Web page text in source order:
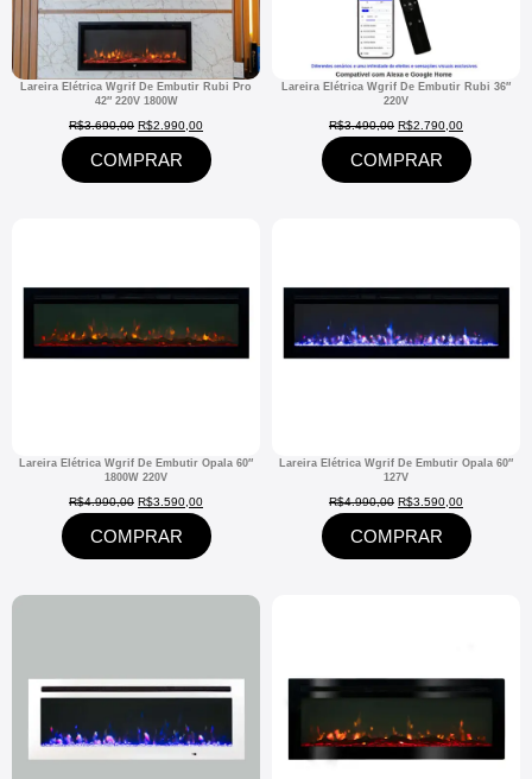
Lareira Elétrica Wgrif De Embutir Rubi Pro
42″ 220V 1800W
R$3.690,00 R$2.990,00
COMPRAR
Lareira Elétrica Wgrif De Embutir Rubi 36″
220V
R$3.490,00 R$2.790,00
COMPRAR
Lareira Elétrica Wgrif De Embutir Opala 60″
1800W 220V
R$4.990,00 R$3.590,00
COMPRAR
Lareira Elétrica Wgrif De Embutir Opala 60″
127V
R$4.990,00 R$3.590,00
COMPRAR